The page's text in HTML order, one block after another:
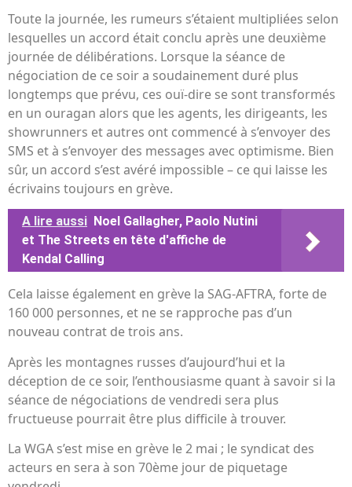
Toute la journée, les rumeurs s’étaient multipliées selon
lesquelles un accord était conclu après une deuxième
journée de délibérations. Lorsque la séance de
négociation de ce soir a soudainement duré plus
longtemps que prévu, ces ouï-dire se sont transformés
en un ouragan alors que les agents, les dirigeants, les
showrunners et autres ont commencé à s’envoyer des
SMS et à s’envoyer des messages avec optimisme. Bien
sûr, un accord s’est avéré impossible – ce qui laisse les
écrivains toujours en grève.
A lire aussi Noel Gallagher, Paolo Nutini
et The Streets en tête d'affiche de
Kendal Calling
Cela laisse également en grève la SAG-AFTRA, forte de
160 000 personnes, et ne se rapproche pas d’un
nouveau contrat de trois ans.
Après les montagnes russes d’aujourd’hui et la
déception de ce soir, l’enthousiasme quant à savoir si la
séance de négociations de vendredi sera plus
fructueuse pourrait être plus difficile à trouver.
La WGA s’est mise en grève le 2 mai ; le syndicat des
acteurs en sera à son 70ème jour de piquetage